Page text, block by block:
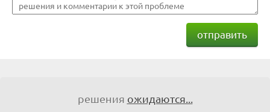
отправить
решения ожидаются...